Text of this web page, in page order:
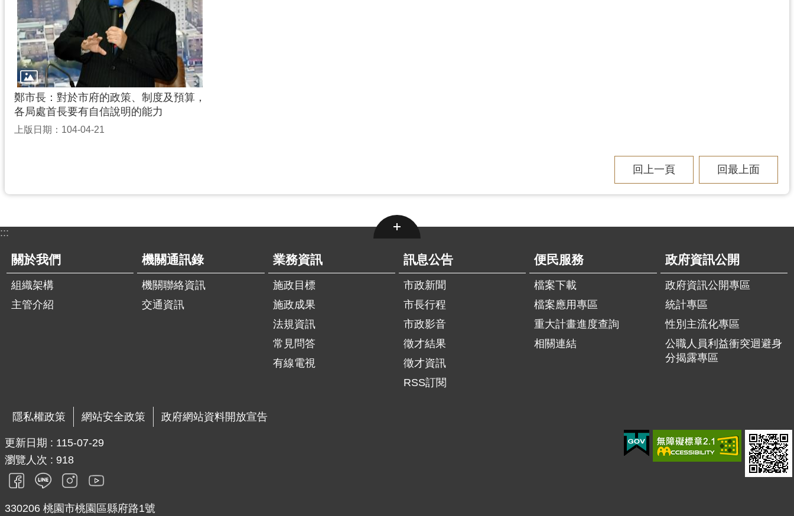
鄭市長：對於市府的政策、制度及預算，
各局處首長要有自信說明的能力
上版日期：104-04-21
回上一頁 回最上面
:::
關於我們
組織架構
主管介紹
機關通訊錄
機關聯絡資訊
交通資訊
業務資訊
施政目標
施政成果
法規資訊
常見問答
有線電視
訊息公告
市政新聞
市長行程
市政影音
徵才結果
徵才資訊
RSS訂閱
便民服務
檔案下載
檔案應用專區
重大計畫進度查詢
相關連結
政府資訊公開
政府資訊公開專區
統計專區
性別主流化專區
公職人員利益衝突迴避身
分揭露專區
隱私權政策 網站安全政策 政府網站資料開放宣告
更新日期
115-07-29
瀏覽人次
918
330206 桃園市桃園區縣府路1號